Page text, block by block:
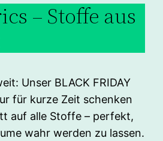
– Stoffe aus
Unser BLACK FRIDAY
für kurze Zeit schenken
auf alle Stoffe – perfekt,
wahr werden zu lassen.